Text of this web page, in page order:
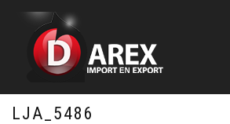
LJA_5486